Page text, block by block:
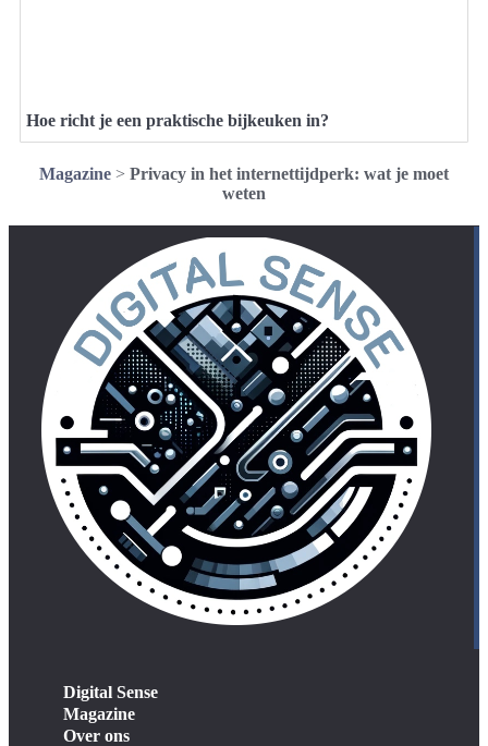
Hoe richt je een praktische bijkeuken in?
Magazine > Privacy in het internettijdperk: wat je moet
weten
Digital Sense
Magazine
Over ons